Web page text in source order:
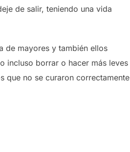
de salir, teniendo una vida
de mayores y también ellos
incluso borrar o hacer más leves
que no se curaron correctamente